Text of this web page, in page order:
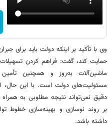
وی با تأکید بر اینکه دولت باید برای
حمایت کند، گفت: فراهم کردن
ماشین‌آلات به‌روز و همچنین تأمین
مسئولیت‌های دولت است. با این حال،
دقیق نمی‌تواند نتیجه مطلوبی به
بر روند نوسازی و بهینه‌سازی خطوط
داشته باشد.